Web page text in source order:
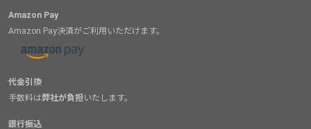
Amazon Pay
Amazon Pay決済がご利用いただけます。
代金引換
手数料は弊社が負担 いたします。
銀行振込